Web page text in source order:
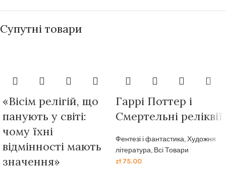
Супутні товари
«Вісім релігій, що
панують у світі:
чому їхні
відмінності мають
значення»
Гаррі Поттер і
Смертельні реліквії
Фентезі і фантастика,Художня
література, Всі Товари
zł 75.00